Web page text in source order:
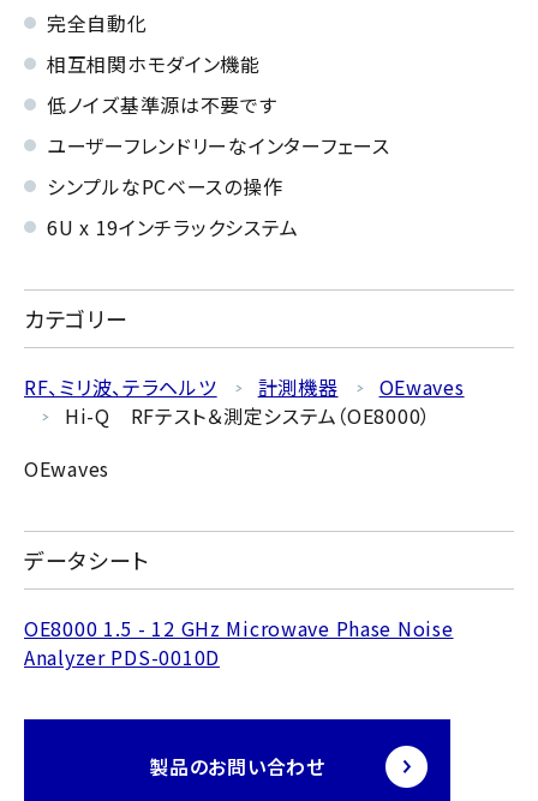
完全自動化
相互相関ホモダイン機能
低ノイズ基準源は不要です
ユーザーフレンドリーなインターフェース
シンプルなPCベースの操作
6U x 19インチラックシステム
カテゴリー
RF、ミリ波、テラヘルツ 計測機器
OEwaves
Hi-Q RFテスト＆測定システム（OE8000）
OEwaves
データシート
OE8000 1.5 - 12 GHz Microwave Phase Noise
Analyzer PDS-0010D
製品のお問い合わせ